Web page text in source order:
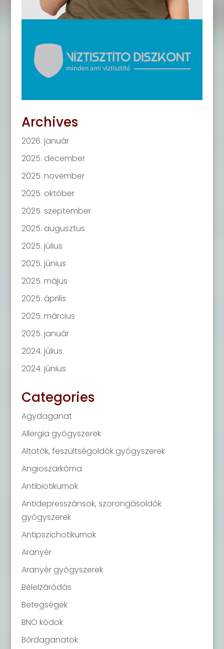
Archives
2026. január
2025. december
2025. november
2025. október
2025. szeptember
2025. augusztus
2025. július
2025. június
2025. május
2025. április
2025. március
2025. január
2024. július
2024. június
Categories
Agydaganat
Allergia gyógyszerek
Altatók, feszültségoldók gyógyszerek
Angioszarkóma
Antibiotikumok
Antidepresszánsok, szorongásoldók
gyógyszerek
Antipszichotikumok
Aranyér
Aranyér gyógyszerek
Bélelzáródás
Betegségek
BNO kódok
Bőrdaganatok